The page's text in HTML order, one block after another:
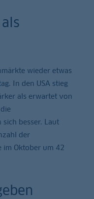
wieder etwas
In den USA stieg
als erwartet von
besser. Laut
der
im Oktober um 42